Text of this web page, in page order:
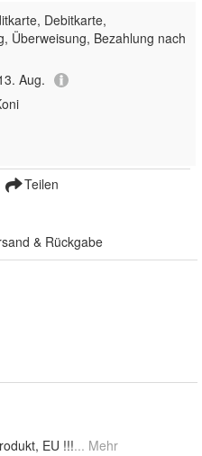
Debitkarte,
Überweisung, Bezahlung nach
Aug.
Teilen
& Rückgabe
EU !!!... Mehr